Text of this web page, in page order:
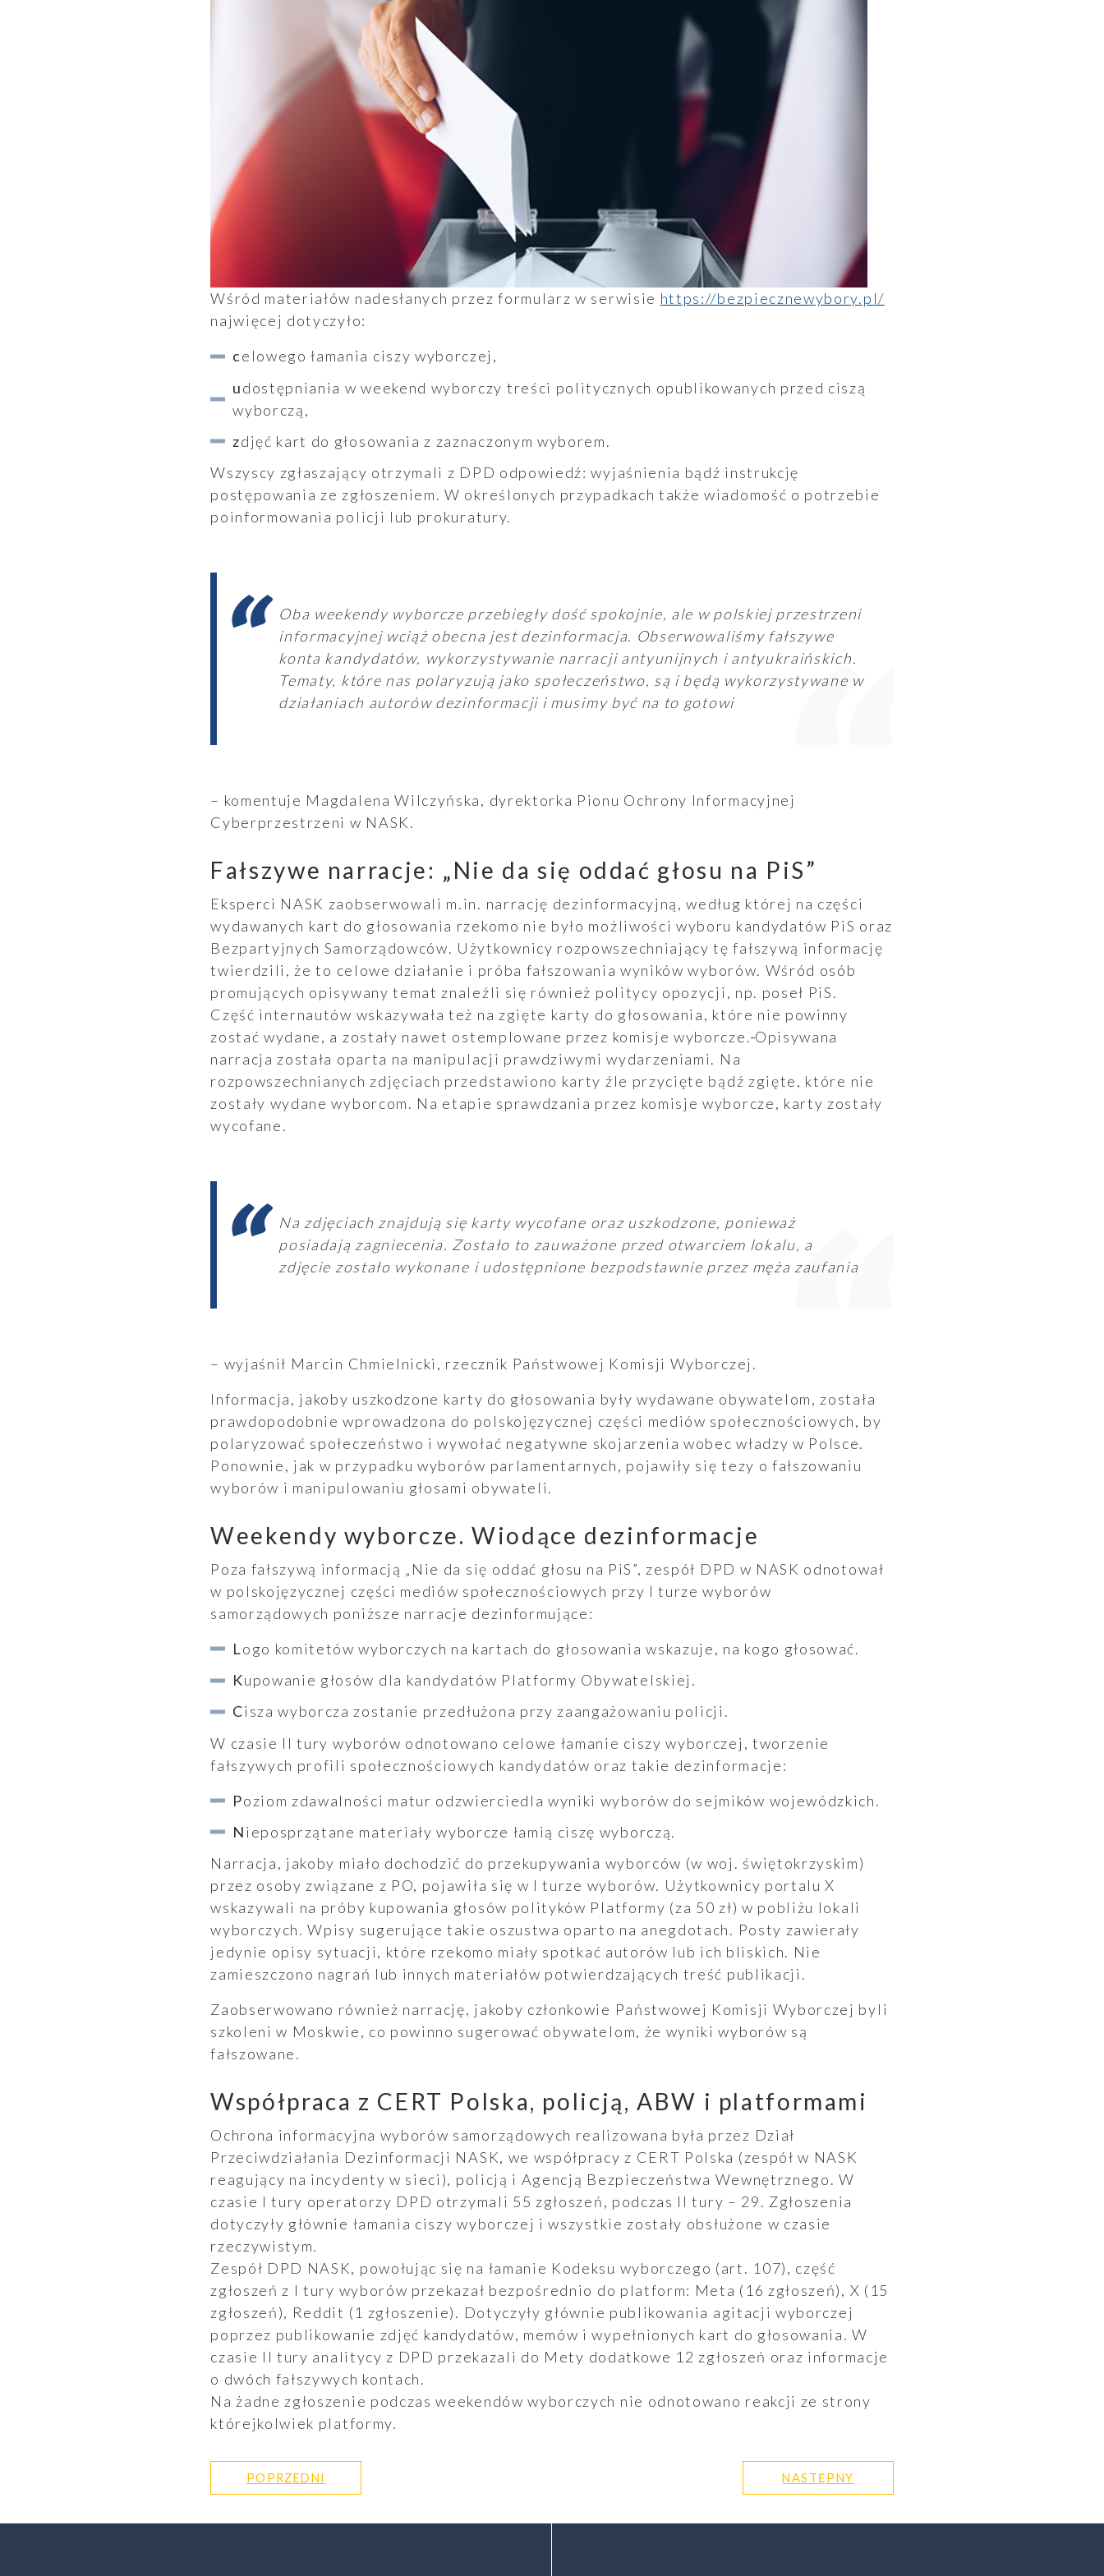
Wyszukiwanie
Wyszukiwarka
Aktualności
Wśród materiałów nadesłanych przez formularz w serwisie https://bezpiecznewybory.pl/
najwięcej dotyczyło:
celowego łamania ciszy wyborczej,
udostępniania w weekend wyborczy treści politycznych opublikowanych przed ciszą
wyborczą,
zdjęć kart do głosowania z zaznaczonym wyborem.
Wszyscy zgłaszający otrzymali z DPD odpowiedź: wyjaśnienia bądź instrukcję
postępowania ze zgłoszeniem. W określonych przypadkach także wiadomość o potrzebie
poinformowania policji lub prokuratury.
Oba weekendy wyborcze przebiegły dość spokojnie, ale w polskiej przestrzeni
informacyjnej wciąż obecna jest dezinformacja. Obserwowaliśmy fałszywe
konta kandydatów, wykorzystywanie narracji antyunijnych i antyukraińskich.
Tematy, które nas polaryzują jako społeczeństwo, są i będą wykorzystywane w
działaniach autorów dezinformacji i musimy być na to gotowi
– komentuje Magdalena Wilczyńska, dyrektorka Pionu Ochrony Informacyjnej
Cyberprzestrzeni w NASK.
Fałszywe narracje: „Nie da się oddać głosu na PiS”
Eksperci NASK zaobserwowali m.in. narrację dezinformacyjną, według której na części
wydawanych kart do głosowania rzekomo nie było możliwości wyboru kandydatów PiS oraz
Bezpartyjnych Samorządowców. Użytkownicy rozpowszechniający tę fałszywą informację
twierdzili, że to celowe działanie i próba fałszowania wyników wyborów. Wśród osób
promujących opisywany temat znaleźli się również politycy opozycji, np. poseł PiS.
Część internautów wskazywała też na zgięte karty do głosowania, które nie powinny
zostać wydane, a zostały nawet ostemplowane przez komisje wyborcze. Opisywana
narracja została oparta na manipulacji prawdziwymi wydarzeniami. Na
rozpowszechnianych zdjęciach przedstawiono karty źle przycięte bądź zgięte, które nie
zostały wydane wyborcom. Na etapie sprawdzania przez komisje wyborcze, karty zostały
wycofane.
Na zdjęciach znajdują się karty wycofane oraz uszkodzone, ponieważ
posiadają zagniecenia. Zostało to zauważone przed otwarciem lokalu, a
zdjęcie zostało wykonane i udostępnione bezpodstawnie przez męża zaufania
– wyjaśnił Marcin Chmielnicki, rzecznik Państwowej Komisji Wyborczej.
Informacja, jakoby uszkodzone karty do głosowania były wydawane obywatelom, została
prawdopodobnie wprowadzona do polskojęzycznej części mediów społecznościowych, by
polaryzować społeczeństwo i wywołać negatywne skojarzenia wobec władzy w Polsce.
Ponownie, jak w przypadku wyborów parlamentarnych, pojawiły się tezy o fałszowaniu
wyborów i manipulowaniu głosami obywateli.
Weekendy wyborcze. Wiodące dezinformacje
Poza fałszywą informacją „Nie da się oddać głosu na PiS”, zespół DPD w NASK odnotował
w polskojęzycznej części mediów społecznościowych przy I turze wyborów
samorządowych poniższe narracje dezinformujące:
Logo komitetów wyborczych na kartach do głosowania wskazuje, na kogo głosować.
Kupowanie głosów dla kandydatów Platformy Obywatelskiej.
Cisza wyborcza zostanie przedłużona przy zaangażowaniu policji.
W czasie II tury wyborów odnotowano celowe łamanie ciszy wyborczej, tworzenie
fałszywych profili społecznościowych kandydatów oraz takie dezinformacje:
Poziom zdawalności matur odzwierciedla wyniki wyborów do sejmików wojewódzkich.
Nieposprzątane materiały wyborcze łamią ciszę wyborczą.
Narracja, jakoby miało dochodzić do przekupywania wyborców (w woj. świętokrzyskim)
przez osoby związane z PO, pojawiła się w I turze wyborów. Użytkownicy portalu X
wskazywali na próby kupowania głosów polityków Platformy (za 50 zł) w pobliżu lokali
wyborczych. Wpisy sugerujące takie oszustwa oparto na anegdotach. Posty zawierały
jedynie opisy sytuacji, które rzekomo miały spotkać autorów lub ich bliskich. Nie
zamieszczono nagrań lub innych materiałów potwierdzających treść publikacji.
Zaobserwowano również narrację, jakoby członkowie Państwowej Komisji Wyborczej byli
szkoleni w Moskwie, co powinno sugerować obywatelom, że wyniki wyborów są
fałszowane.
Współpraca z CERT Polska, policją, ABW i platformami
Ochrona informacyjna wyborów samorządowych realizowana była przez Dział
Przeciwdziałania Dezinformacji NASK, we współpracy z CERT Polska (zespół w NASK
reagujący na incydenty w sieci), policją i Agencją Bezpieczeństwa Wewnętrznego. W
czasie I tury operatorzy DPD otrzymali 55 zgłoszeń, podczas II tury – 29. Zgłoszenia
dotyczyły głównie łamania ciszy wyborczej i wszystkie zostały obsłużone w czasie
rzeczywistym.
Zespół DPD NASK, powołując się na łamanie Kodeksu wyborczego (art. 107), część
zgłoszeń z I tury wyborów przekazał bezpośrednio do platform: Meta (16 zgłoszeń), X (15
zgłoszeń), Reddit (1 zgłoszenie). Dotyczyły głównie publikowania agitacji wyborczej
poprzez publikowanie zdjęć kandydatów, memów i wypełnionych kart do głosowania. W
czasie II tury analitycy z DPD przekazali do Mety dodatkowe 12 zgłoszeń oraz informacje
o dwóch fałszywych kontach.
Na żadne zgłoszenie podczas weekendów wyborczych nie odnotowano reakcji ze strony
którejkolwiek platformy.
POPRZEDNI NASTĘPNY